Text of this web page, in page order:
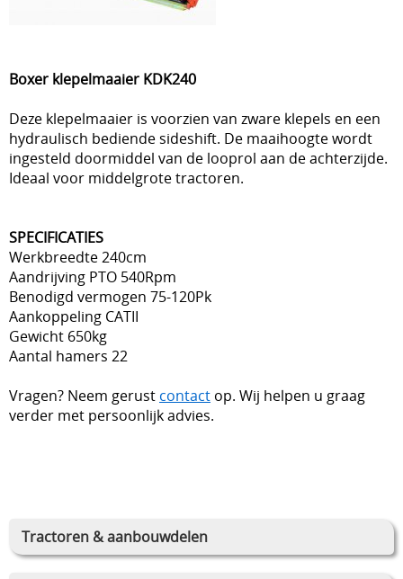
Tractoren & aanbouwdelen
Boxer klepelmaaier KDK240
Deze klepelmaaier is voorzien van zware klepels en een
hydraulisch bediende sideshift. De maaihoogte wordt
ingesteld doormiddel van de looprol aan de achterzijde.
Ideaal voor middelgrote tractoren.
SPECIFICATIES
Werkbreedte 240cm
Aandrijving PTO 540Rpm
Benodigd vermogen 75-120Pk
Aankoppeling CATII
Gewicht 650kg
Aantal hamers 22
Vragen? Neem gerust contact op. Wij helpen u graag
verder met persoonlijk advies.